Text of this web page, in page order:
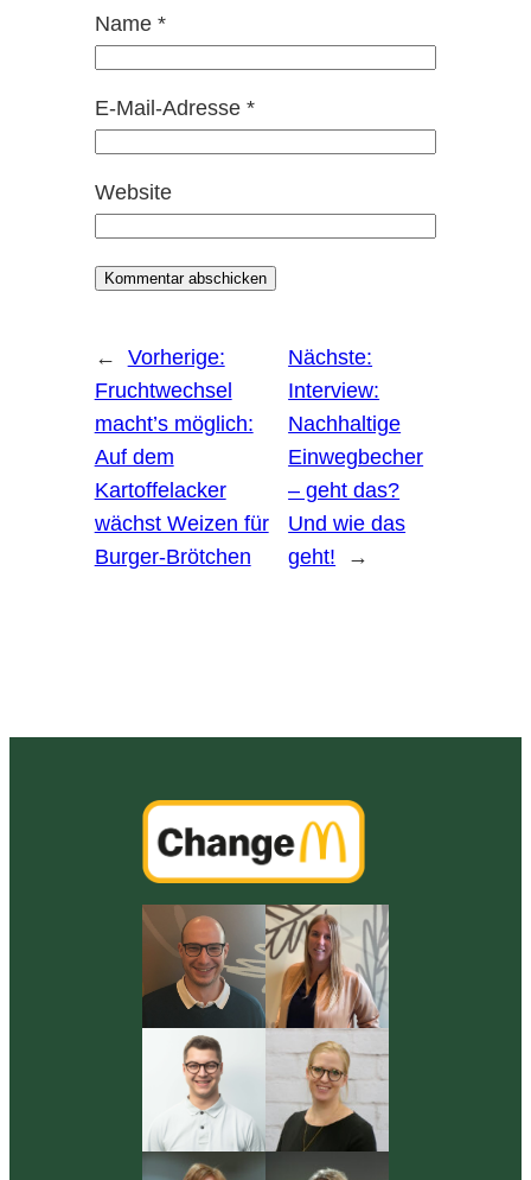
Name *
E-Mail-Adresse *
Website
←
Vorherige:
Fruchtwechsel
macht’s möglich:
Auf dem
Kartoffelacker
wächst Weizen für
Burger-Brötchen
Nächste:
Interview:
Nachhaltige
Einwegbecher
– geht das?
Und wie das
geht!
→